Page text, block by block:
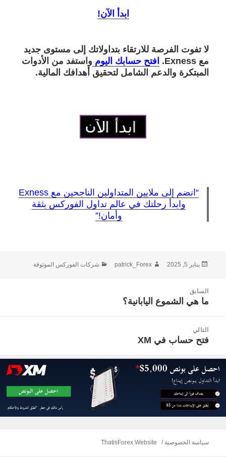
ابدأ الآن!
لا تفوت الفرصة للارتقاء بتداولاتك إلى مستوى جديد
معExness
. افتح حسابك اليوم واستفد من الأدوات
المبتكرة والدعم الشامل لتحقيق أهدافك المالية.
“انضم إلى ملايين المتداولين الناجحين مع Exness
وابدأ رحلتك في عالم تداول الفوركس بثقة
وأمان!”
نُشرت
يناير 5, 2025 الكاتب
patrick_Forex التصنيفات
شركات الفوركس الموثوقة
المقالاتالسابق
المقالة
ما هي الشموع اليابانية؟
التالي
المقالة
فتح حساب في XM
سياسة الخصوصية ThatisForex Website